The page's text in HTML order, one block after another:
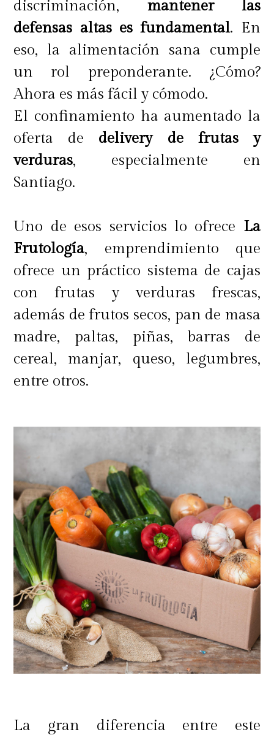
discriminación, mantener las
defensas altas es fundamental. En
eso, la alimentación sana cumple
un rol preponderante. ¿Cómo?
Ahora es más fácil y cómodo.
El confinamiento ha aumentado la
oferta de delivery de frutas y
verduras, especialmente en
Santiago.
Uno de esos servicios lo ofrece La
Frutología, emprendimiento que
ofrece un práctico sistema de cajas
con frutas y verduras frescas,
además de frutos secos, pan de masa
madre, paltas, piñas, barras de
cereal, manjar, queso, legumbres,
entre otros.
La gran diferencia entre este